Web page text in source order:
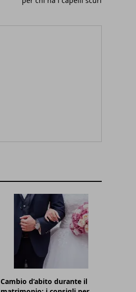
Cambio d’abito durante il